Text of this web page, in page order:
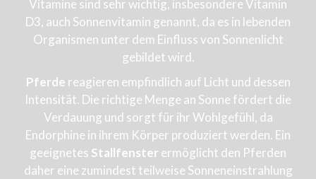
Vitamine sind sehr wichtig, insbesondere Vitamin
D3, auch Sonnenvitamin genannt, da es in lebenden
Organismen unter dem Einfluss von Sonnenlicht
gebildet wird.
Pferde reagieren empfindlich auf Licht und dessen
Intensität. Die richtige Menge an Sonne fördert die
Verdauung und sorgt für ihr Wohlgefühl, da
Endorphine in ihrem Körper produziert werden. Ein
geeignetes Stallfenster ermöglicht den Pferden
daher eine zumindest teilweise Sonneneinstrahlung